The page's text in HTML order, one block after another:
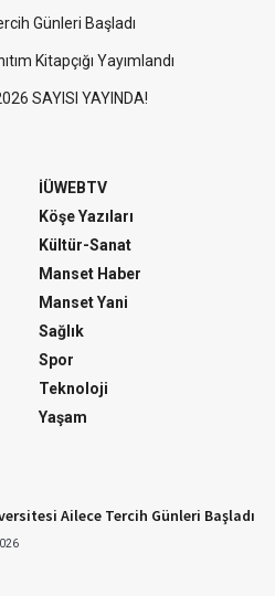
Günleri Başladı
Kitapçığı Yayımlandı
SAYISI YAYINDA!
İÜWEBTV
Köşe Yazıları
Kültür-Sanat
Manset Haber
Manset Yani
Sağlık
Spor
Teknoloji
Yaşam
Ailece Tercih Günleri Başladı